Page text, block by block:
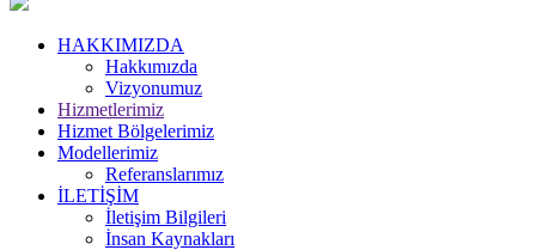
HAKKIMIZDA
Hakkımızda
Vizyonumuz
Hizmetlerimiz
Hizmet Bölgelerimiz
Modellerimiz
Referanslarımız
İLETİŞİM
İletişim Bilgileri
İnsan Kaynakları